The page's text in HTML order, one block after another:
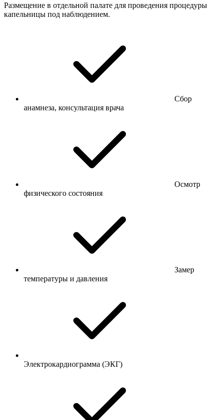
Размещение в отдельной палате для проведения процедуры
капельницы под наблюдением.
Сбор
анамнеза, консультация врача
Осмотр
физического состояния
Замер
температуры и давления
Электрокардиограмма (ЭКГ)